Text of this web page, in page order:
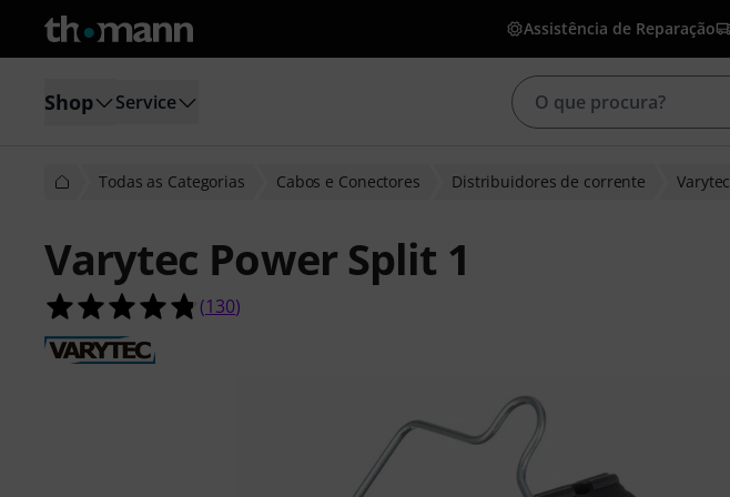
Assistência de Reparação
Shop Service
Todas as Categorias Cabos e Conectores Distribuidores de corrente Varytec
Varytec Power Split 1
4.8 de 5 estrelas de 130 avaliações de clientes
(130)